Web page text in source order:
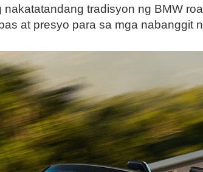
tradisyon ng BMW
at presyo para sa mga nabanggit